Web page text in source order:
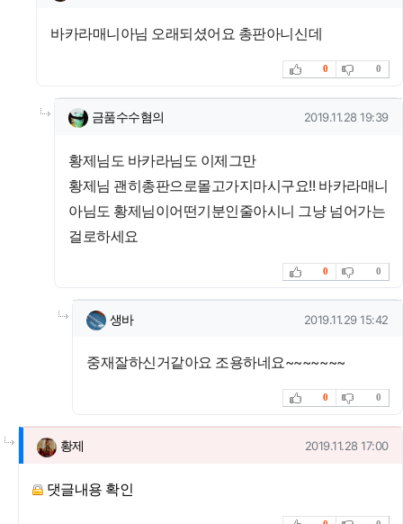
바카라매니아님 오래되셨어요 총판아니신데
추천
0 비추천
0
금품수수혐의님의 댓글의
댓글
금품수수혐의 작성일
2019.11.28 19:39
황제님도 바카라님도 이제그만
황제님 괜히총판으로몰고가지마시구요!! 바카라매니
아님도 황제님이어떤기분인줄아시니 그냥 넘어가는
걸로하세요
추천
0 비추천
0
생바님의
생바 작성일
2019.11.29 15:42
중재잘하신거같아요 조용하네요~~~~~~~
추천
0 비추천
0
황제님의
황제 작성일
2019.11.28 17:00
댓글내용 확인